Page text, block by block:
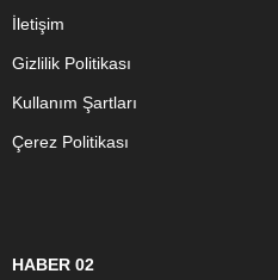
İletişim
Gizlilik Politikası
Kullanım Şartları
Çerez Politikası
HABER 02